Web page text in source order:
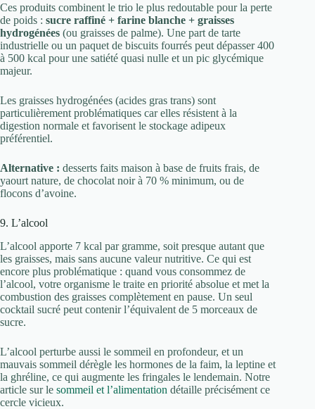
Ces produits combinent le trio le plus redoutable pour la perte
de poids : sucre raffiné + farine blanche + graisses
hydrogénées (ou graisses de palme). Une part de tarte
industrielle ou un paquet de biscuits fourrés peut dépasser 400
à 500 kcal pour une satiété quasi nulle et un pic glycémique
majeur.
Les graisses hydrogénées (acides gras trans) sont
particulièrement problématiques car elles résistent à la
digestion normale et favorisent le stockage adipeux
préférentiel.
Alternative : desserts faits maison à base de fruits frais, de
yaourt nature, de chocolat noir à 70 % minimum, ou de
flocons d’avoine.
9. L’alcool
L’alcool apporte 7 kcal par gramme, soit presque autant que
les graisses, mais sans aucune valeur nutritive. Ce qui est
encore plus problématique : quand vous consommez de
l’alcool, votre organisme le traite en priorité absolue et met la
combustion des graisses complètement en pause. Un seul
cocktail sucré peut contenir l’équivalent de 5 morceaux de
sucre.
L’alcool perturbe aussi le sommeil en profondeur, et un
mauvais sommeil dérègle les hormones de la faim, la leptine et
la ghréline, ce qui augmente les fringales le lendemain. Notre
article sur le sommeil et l’alimentation détaille précisément ce
cercle vicieux.